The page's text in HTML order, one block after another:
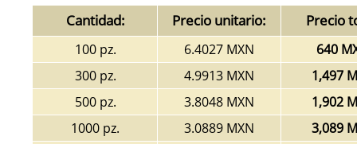
Cantidad: Precio unitario: Precio
100 pz. 6.4027 MXN
640
300 pz.
4.9913 MXN
1,497
500 pz.
3.8048 MXN
1,902
1000 pz.
3.0889 MXN
3,089